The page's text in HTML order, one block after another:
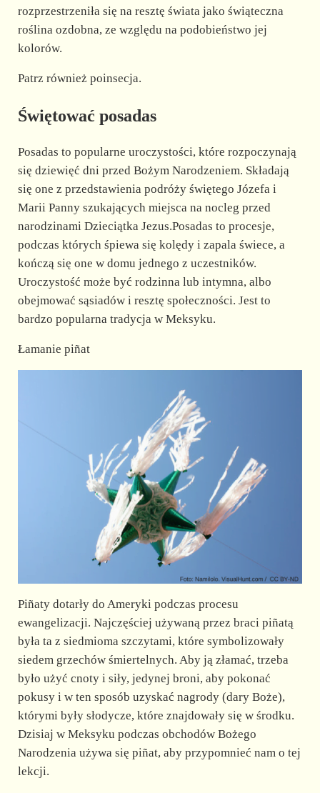
rozprzestrzeniła się na resztę świata jako świąteczna
roślina ozdobna, ze względu na podobieństwo jej
kolorów.
Patrz również poinsecja.
Świętować posadas
Posadas to popularne uroczystości, które rozpoczynają
się dziewięć dni przed Bożym Narodzeniem. Składają
się one z przedstawienia podróży świętego Józefa i
Marii Panny szukających miejsca na nocleg przed
narodzinami Dzieciątka Jezus.Posadas to procesje,
podczas których śpiewa się kolędy i zapala świece, a
kończą się one w domu jednego z uczestników.
Uroczystość może być rodzinna lub intymna, albo
obejmować sąsiadów i resztę społeczności. Jest to
bardzo popularna tradycja w Meksyku.
Łamanie piñat
Piñaty dotarły do Ameryki podczas procesu
ewangelizacji. Najczęściej używaną przez braci piñatą
była ta z siedmioma szczytami, które symbolizowały
siedem grzechów śmiertelnych. Aby ją złamać, trzeba
było użyć cnoty i siły, jedynej broni, aby pokonać
pokusy i w ten sposób uzyskać nagrody (dary Boże),
którymi były słodycze, które znajdowały się w środku.
Dzisiaj w Meksyku podczas obchodów Bożego
Narodzenia używa się piñat, aby przypomnieć nam o tej
lekcji.